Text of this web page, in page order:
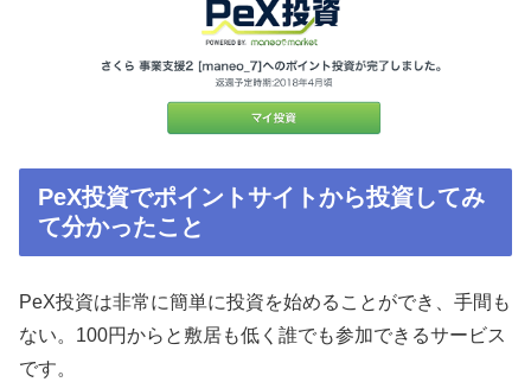
PeX投資でポイントサイトから投資してみ
て分かったこと
PeX投資は非常に簡単に投資を始めることができ、手間も
ない。100円からと敷居も低く誰でも参加できるサービス
です。